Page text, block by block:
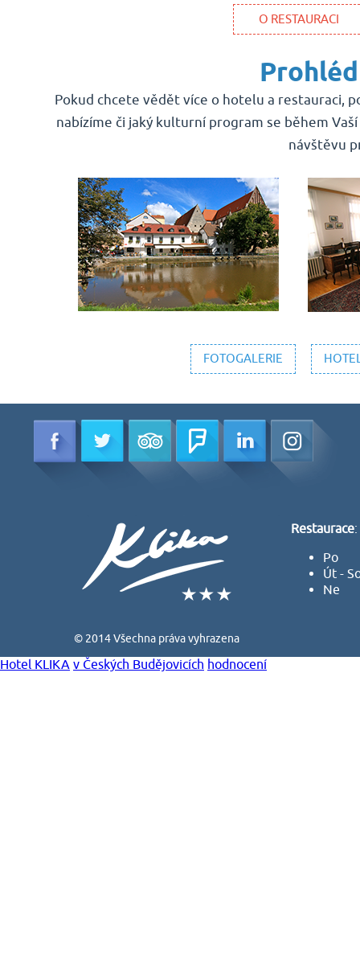
O RESTAURACI
Pokud chcete vědět více o hotelu a restauraci,
nabízíme či jaký kulturní program se během
návštěvu
FOTOGALERIE
© 2014 Všechna práva vyhrazena
Restaurace:
Po
Út -
Ne
Hotel KLIKA v Českých Budějovicích hodnocení